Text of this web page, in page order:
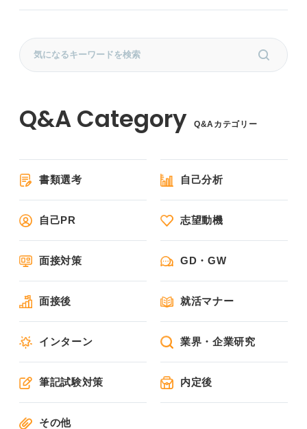
Q&Aカテゴリー
書類選考 自己分析
自己PR 志望動機
面接対策 GD・GW
面接後 就活マナー
インターン 業界・企業研究
筆記試験対策 内定後
その他